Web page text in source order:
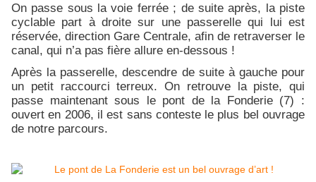
On passe sous la voie ferrée ; de suite après, la piste
cyclable part à droite sur une passerelle qui lui est
réservée, direction Gare Centrale, afin de retraverser le
canal, qui n’a pas fière allure en-dessous !
Après la passerelle, descendre de suite à gauche pour
un petit raccourci terreux. On retrouve la piste, qui
passe maintenant sous le pont de la Fonderie (7) :
ouvert en 2006, il est sans conteste le plus bel ouvrage
de notre parcours.